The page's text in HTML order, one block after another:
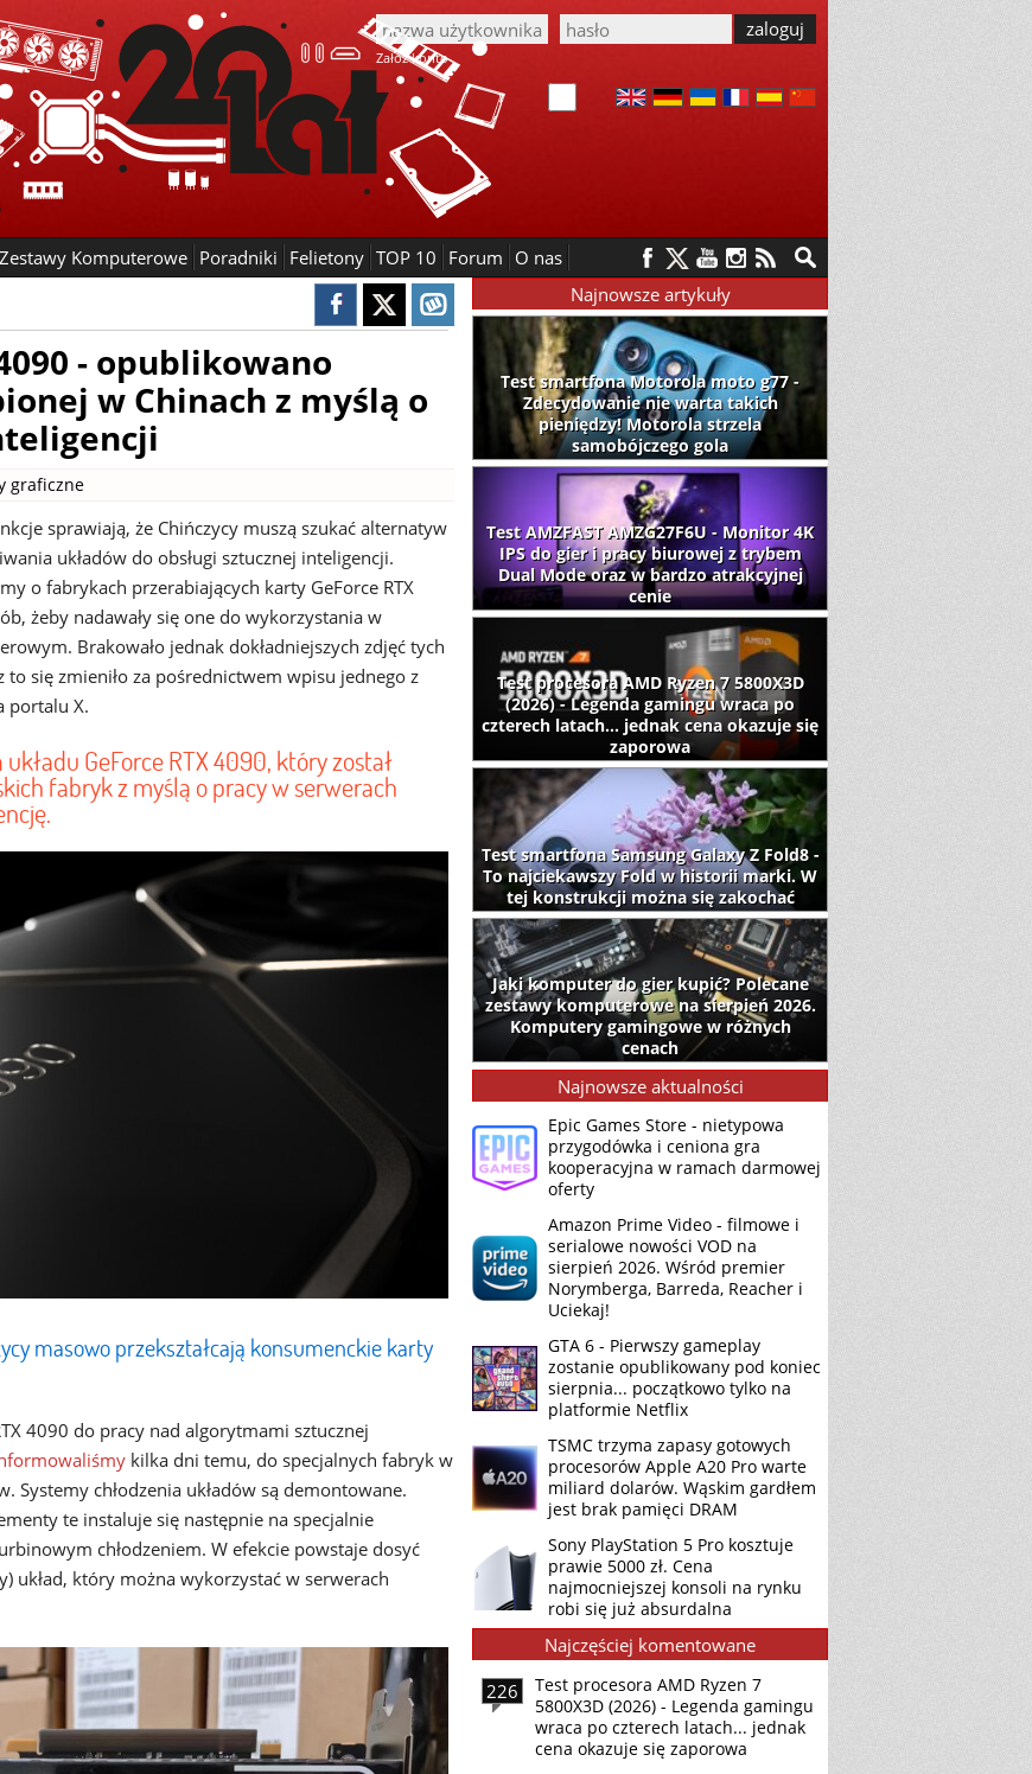
Załóż konto
Zestawy Komputerowe Poradniki Felietony TOP 10 Forum O nas
- opublikowano
w Chinach z myślą o
graficzne
sprawiają, że Chińczycy muszą szukać alternatyw
układów do obsługi sztucznej inteligencji.
o fabrykach przerabiających karty GeForce RTX
żeby nadawały się one do wykorzystania w
Brakowało jednak dokładniejszych zdjęć tych
to się zmieniło za pośrednictwem wpisu jednego z
portalu X.
GeForce RTX 4090, który został
fabryk z myślą o pracy w serwerach
masowo przekształcają konsumenckie karty
4090 do pracy nad algorytmami sztucznej
kilka dni temu, do specjalnych fabryk w
Systemy chłodzenia układów są demontowane.
te instaluje się następnie na specjalnie
chłodzeniem. W efekcie powstaje dosyć
układ, który można wykorzystać w serwerach
Najnowsze artykuły
Test smartfona Motorola moto g77 -
Zdecydowanie nie warta takich
pieniędzy! Motorola strzela
samobójczego gola
Test AMZFAST AMZG27F6U - Monitor 4K
IPS do gier i pracy biurowej z trybem
Dual Mode oraz w bardzo atrakcyjnej
cenie
Test procesora AMD Ryzen 7 5800X3D
(2026) - Legenda gamingu wraca po
czterech latach... jednak cena okazuje się
zaporowa
Test smartfona Samsung Galaxy Z Fold8 -
To najciekawszy Fold w historii marki. W
tej konstrukcji można się zakochać
Jaki komputer do gier kupić? Polecane
zestawy komputerowe na sierpień 2026.
Komputery gamingowe w różnych
cenach
Najnowsze aktualności
Epic Games Store - nietypowa
przygodówka i ceniona gra
kooperacyjna w ramach darmowej
oferty
Amazon Prime Video - filmowe i
serialowe nowości VOD na
sierpień 2026. Wśród premier
Norymberga, Barreda, Reacher i
Uciekaj!
GTA 6 - Pierwszy gameplay
zostanie opublikowany pod koniec
sierpnia... początkowo tylko na
platformie Netflix
TSMC trzyma zapasy gotowych
procesorów Apple A20 Pro warte
miliard dolarów. Wąskim gardłem
jest brak pamięci DRAM
Sony PlayStation 5 Pro kosztuje
prawie 5000 zł. Cena
najmocniejszej konsoli na rynku
robi się już absurdalna
Najczęściej komentowane
226
Test procesora AMD Ryzen 7
5800X3D (2026) - Legenda gamingu
wraca po czterech latach... jednak
cena okazuje się zaporowa